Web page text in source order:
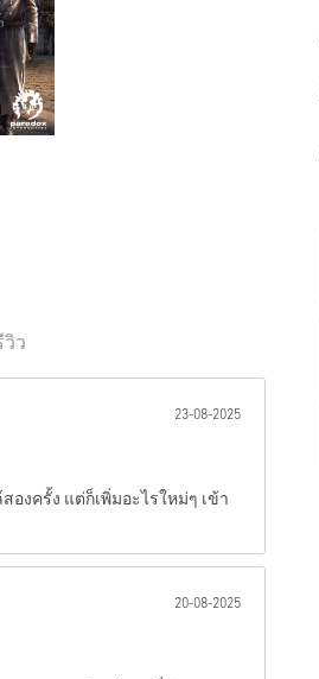
วิว
23-08-2025
งครั้ง แต่ก็เพิ่มอะไรใหม่ๆ เข้า
20-08-2025